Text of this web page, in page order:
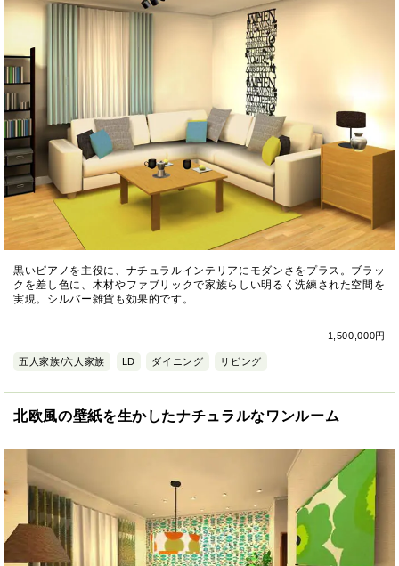
黒いピアノを主役に、ナチュラルインテリアにモダンさをプラス。ブラッ
クを差し色に、木材やファブリックで家族らしい明るく洗練された空間を
実現。シルバー雑貨も効果的です。
1,500,000円
五人家族/六人家族 LD ダイニング リビング
北欧風の壁紙を生かしたナチュラルなワンルーム